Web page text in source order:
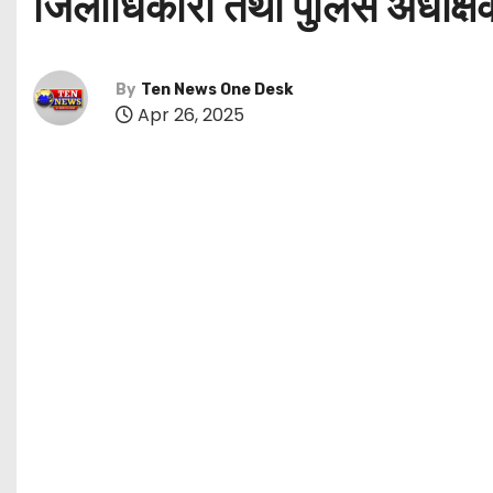
By Ten News One Desk
Apr 26, 2025